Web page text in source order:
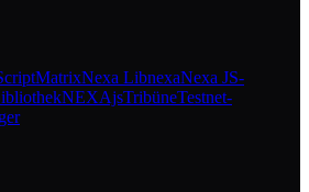
MatrixNexa LibnexaNexa JS-
NEXAjsTribüneTestnet-